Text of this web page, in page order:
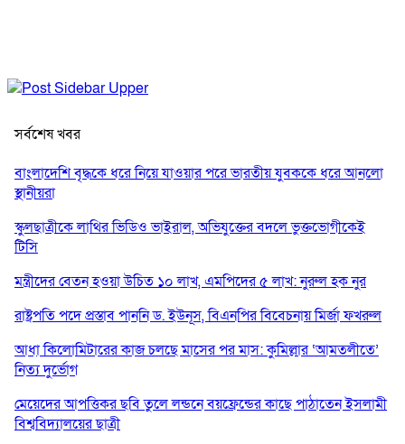
সর্বশেষ খবর
বাংলাদেশি বৃদ্ধকে ধরে নিয়ে যাওয়ার পরে ভারতীয় যুবককে ধরে আনলো
স্থানীয়রা
স্কুলছাত্রীকে লাথির ভিডিও ভাইরাল, অভিযুক্তের বদলে ভুক্তভোগীকেই
টিসি
মন্ত্রীদের বেতন হওয়া উচিত ১০ লাখ, এমপিদের ৫ লাখ: নুরুল হক নুর
রাষ্ট্রপতি পদে প্রস্তাব পাননি ড. ইউনূস, বিএনপির বিবেচনায় মির্জা ফখরুল
আধা কিলোমিটারের কাজ চলছে মাসের পর মাস: কুমিল্লার ‘আমতলীতে’
নিত্য দুর্ভোগ
মেয়েদের আপত্তিকর ছবি তুলে লন্ডনে বয়ফ্রেন্ডের কাছে পাঠাতেন ইসলামী
বিশ্ববিদ্যালয়ের ছাত্রী